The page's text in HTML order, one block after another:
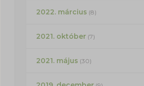
2022. március (8)
2021. október(7)
2021. május (30)